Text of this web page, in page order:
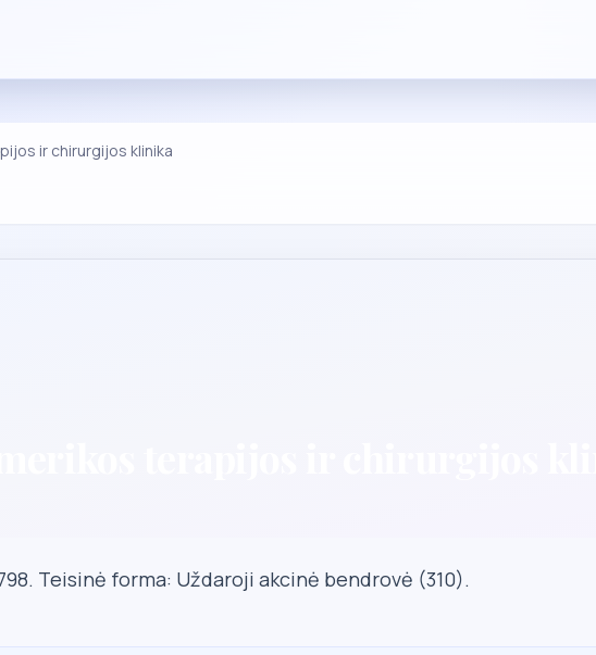
ir chirurgijos klinika
Teisinė forma: Uždaroji akcinė bendrovė (310).